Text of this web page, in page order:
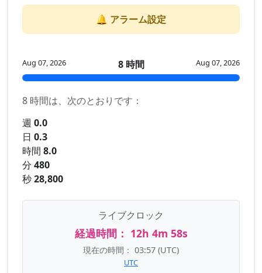
🔔 アラーム設定
Aug 07, 2026 8 時間 Aug 07, 2026
8 時間は、次のとおりです：
週 0.0
日 0.3
時間 8.0
分 480
秒28,800
ライブクロック
経過時間： 12h 4m 58s
現在の時間： 03:57 (UTC)
UTC